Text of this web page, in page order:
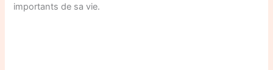
importants de sa vie.